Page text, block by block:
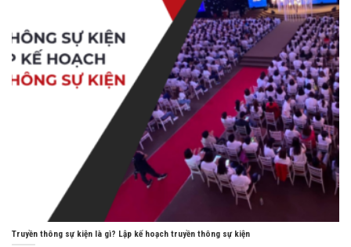
Truyền thông sự kiện là gì? Lập kế hoạch truyền thông sự kiện